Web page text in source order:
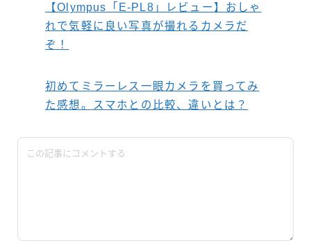
【Olympus「E-PL8」レビュー】おしゃ
れで気軽に良い写真が撮れるカメラだ
ぞ！
初めてミラーレス一眼カメラを買ってみ
た感想。スマホとの比較、違いとは？